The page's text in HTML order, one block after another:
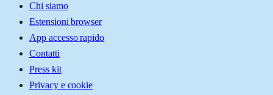
Chi siamo
Estensioni browser
App accesso rapido
Contatti
Press kit
Privacy e cookie